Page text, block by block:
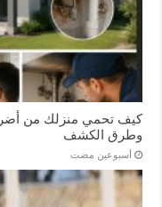
كيف تحمي منزلك من
وطرق الكشف
‏أسبوعين مضت